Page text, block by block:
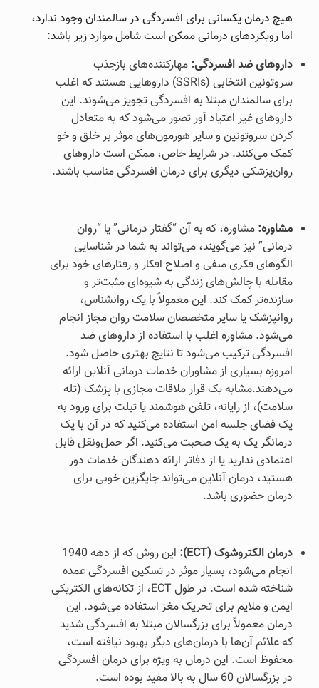
هیچ درمان یکسانی برای افسردگی در سالمندان وجود ندارد،
اما رویکردهای درمانی ممکن است شامل موارد زیر باشد:
داروهای ضد افسردگی: مهارکننده‌های بازجذب
سروتونین انتخابی (SSRIs) داروهایی هستند که اغلب
برای سالمندان مبتلا به افسردگی تجویز می‌شوند. این
داروهای غیر اعتیاد آور تصور می‌شود که به متعادل
کردن سروتونین و سایر هورمون‌های موثر بر خلق و خو
کمک می‌کنند. در شرایط خاص، ممکن است داروهای
روان‌پزشکی دیگری برای درمان افسردگی مناسب باشند.
مشاوره: مشاوره، که به آن “گفتار درمانی” یا “روان
درمانی” نیز می‌گویند، می‌تواند به شما در شناسایی
الگوهای فکری منفی و اصلاح افکار و رفتارهای خود برای
مقابله با چالش‌های زندگی به شیوه‌ای مثبت‌تر و
سازنده‌تر کمک کند. این معمولاً با یک روانشناس،
روانپزشک یا سایر متخصصان سلامت روان مجاز انجام
می‌شود. مشاوره اغلب با استفاده از داروهای ضد
افسردگی ترکیب می‌شود تا نتایج بهتری حاصل شود.
امروزه بسیاری از مشاوران خدمات درمانی آنلاین ارائه
می‌دهند.مشابه یک قرار ملاقات مجازی با پزشک (تله
سلامت)، از رایانه، تلفن هوشمند یا تبلت برای ورود به
یک فضای جلسه امن استفاده می‌کنید که در آن با یک
درمانگر یک به یک صحبت می‌کنید. اگر حمل‌ونقل قابل
اعتمادی ندارید یا از دفاتر ارائه دهندگان خدمات دور
هستید، درمان آنلاین می‌تواند جایگزین خوبی برای
درمان حضوری باشد.
درمان الکتروشوک (ECT
):
این روش که از دهه 1940
انجام می‌شود، بسیار موثر در تسکین افسردگی عمده
شناخته شده است. در طول ECT، از تکانه‌های الکتریکی
ایمن و ملایم برای تحریک مغز استفاده می‌شود. این
درمان معمولاً برای بزرگسالان مبتلا به افسردگی شدید
که علائم آن‌ها با درمان‌های دیگر بهبود نیافته است،
محفوظ است. این درمان به ویژه برای درمان افسردگی
در بزرگسالان 60 سال به بالا مفید بوده است.